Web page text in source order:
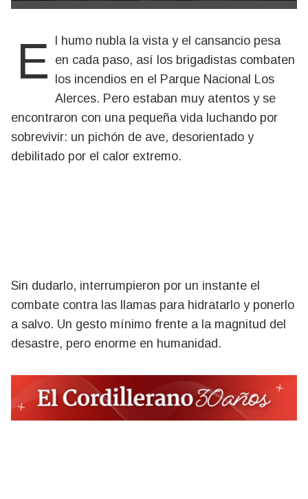
El humo nubla la vista y el cansancio pesa en cada paso, así los brigadistas combaten
los incendios en el Parque Nacional Los
Alerces. Pero estaban muy atentos y se
encontraron con una pequeña vida luchando por
sobrevivir: un pichón de ave, desorientado y
debilitado por el calor extremo.
Sin dudarlo, interrumpieron por un instante el
combate contra las llamas para hidratarlo y ponerlo
a salvo. Un gesto mínimo frente a la magnitud del
desastre, pero enorme en humanidad.